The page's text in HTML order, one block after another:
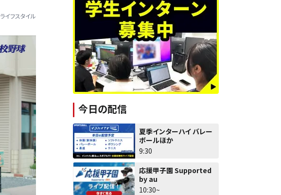
ライフスタイル
今日の配信
夏季インターハイ バレー
ボールほか
9:30
応援甲子園 Supported
by au
10:30~